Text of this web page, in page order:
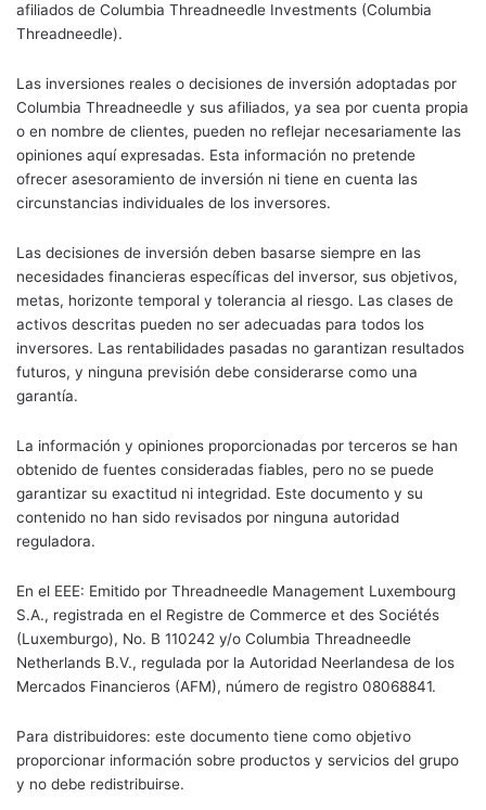
afiliados de Columbia Threadneedle Investments (Columbia
Threadneedle).
Las inversiones reales o decisiones de inversión adoptadas por
Columbia Threadneedle y sus afiliados, ya sea por cuenta propia
o en nombre de clientes, pueden no reflejar necesariamente las
opiniones aquí expresadas. Esta información no pretende
ofrecer asesoramiento de inversión ni tiene en cuenta las
circunstancias individuales de los inversores.
Las decisiones de inversión deben basarse siempre en las
necesidades financieras específicas del inversor, sus objetivos,
metas, horizonte temporal y tolerancia al riesgo. Las clases de
activos descritas pueden no ser adecuadas para todos los
inversores. Las rentabilidades pasadas no garantizan resultados
futuros, y ninguna previsión debe considerarse como una
garantía.
La información y opiniones proporcionadas por terceros se han
obtenido de fuentes consideradas fiables, pero no se puede
garantizar su exactitud ni integridad. Este documento y su
contenido no han sido revisados por ninguna autoridad
reguladora.
En el EEE: Emitido por Threadneedle Management Luxembourg
S.A., registrada en el Registre de Commerce et des Sociétés
(Luxemburgo), No. B 110242 y/o Columbia Threadneedle
Netherlands B.V., regulada por la Autoridad Neerlandesa de los
Mercados Financieros (AFM), número de registro 08068841.
Para distribuidores: este documento tiene como objetivo
proporcionar información sobre productos y servicios del grupo
y no debe redistribuirse.